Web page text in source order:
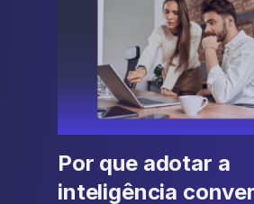
Por que adotar a
inteligência